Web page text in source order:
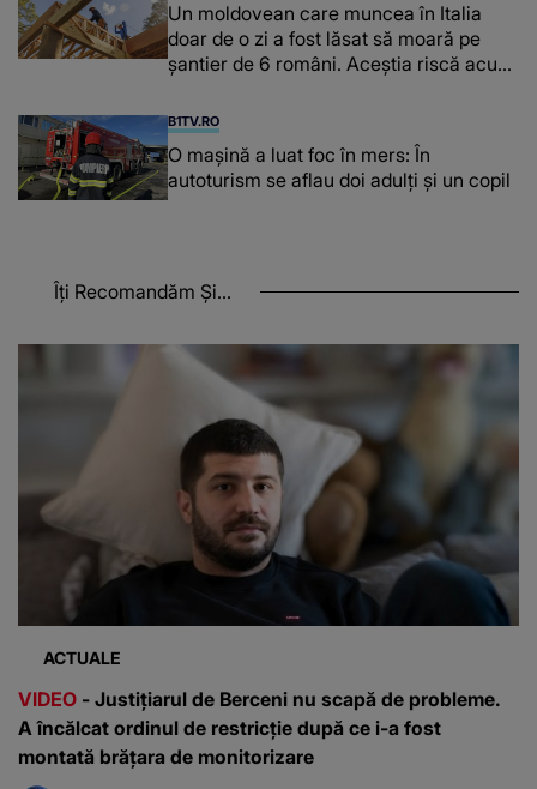
Un moldovean care muncea în Italia
doar de o zi a fost lăsat să moară pe
şantier de 6 români. Aceștia riscă acum
B1TV.RO
O maşină a luat foc în mers: În
autoturism se aflau doi adulți și un copil
Îți Recomandăm Și...
ACTUALE
VIDEO - Justițiarul de Berceni nu scapă de probleme.
A încălcat ordinul de restricție după ce i-a fost
montată brățara de monitorizare